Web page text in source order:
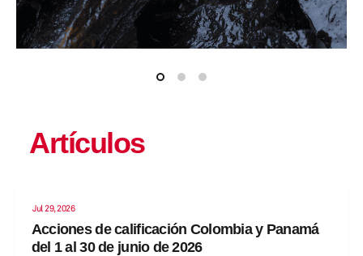
Artículos
Jul 29, 2026
Acciones de calificación Colombia y Panamá
del 1 al 30 de junio de 2026